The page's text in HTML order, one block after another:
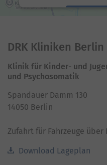
DRK Kliniken Berlin
Klinik für Kinder- und
und Psychosomatik
Spandauer Damm 130
14050 Berlin
Zufahrt für Fahrzeuge über
Download Lageplan